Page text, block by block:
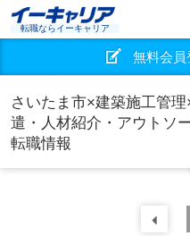
転職ならイーキャリア
無料会員
さいたま市×建築施工管
遣・人材紹介・アウトソ
転職情報